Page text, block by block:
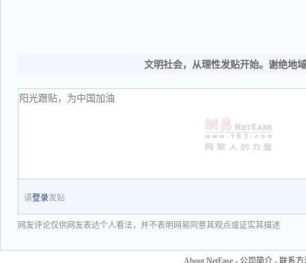
文明社会，从理性发贴开始。谢绝地
请登录发贴
网友评论仅供网友表达个人看法，并不表明网易同意其观点或证实其描述
About NetEase - 公司简介 - 联系方